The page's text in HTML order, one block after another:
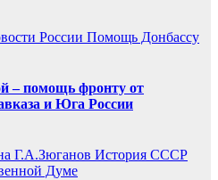
России Помощь Донбассу
– помощь фронту от
и Юга России
Г.А.Зюганов История СССР
Думе